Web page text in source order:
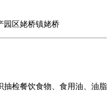
园区姥桥镇姥桥
检餐饮食物、食用油、油脂